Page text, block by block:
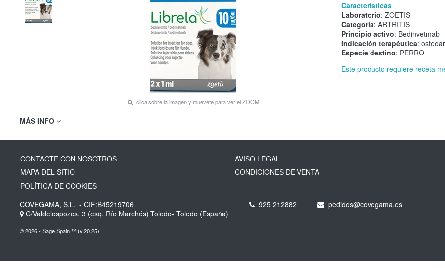
clica sobre la imagen y muévete para ver el ZOOM
Características
Laboratorio: ZOETIS
Categoría: ARTRITIS
Principio activo: Bedinvetmab
Indicación terapéutica:
Especie destino: PERRO
Este producto requiere receta
MÁS INFO
CONTACTE CON NOSOTROS
MAPA DEL SITIO
POLÍTICA DE COOKIES
AVISO LEGAL
CONDICIONES DE VENTA
COVEGAMA, S.L. - CIF:B45219706
C/Valdelospozos, 3 (esq. Río Marchés) Toledo- Toledo (España)
925 212882 pedidos@covegama.es
© 2026 - Sage Spain ™ (v.20.25)